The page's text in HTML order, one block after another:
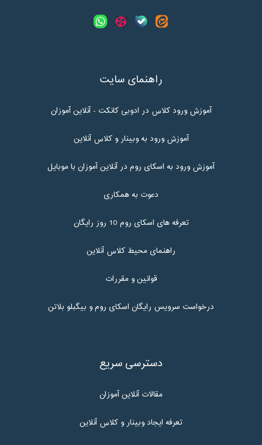
راهنمای سایت
آموزش ورود کلاس در ادوبی کانکت - آنلاین آموزان
آموزش ورود به وبینار و کلاس آنلاین
آموزش ورود به اسکای روم در آنلاین آموزان با موبایل
دعوت به همکاری
تعرفه های اسکای روم 10 روز رایگان
راهنمای محیط کلاس آنلاین
قوانین و مقررات
درخواست سرویس رایگان اسکای روم و بیگبلو بلاتن
دسترسی سریع
مقالات آنلاین آموزان
تعرفه ایجاد وبینار و کلاس آنلاین